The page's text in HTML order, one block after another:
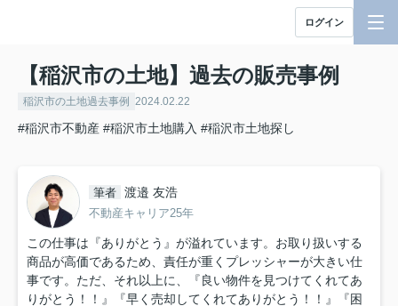
ログイン
【稲沢市の土地】過去の販売事例
稲沢市の土地過去事例 2024.02.22
#稲沢市不動産 #稲沢市土地購入 #稲沢市土地探し
筆者 渡邉 友浩
不動産キャリア25年
この仕事は『ありがとう』が溢れています。お取り扱いする
商品が高価であるため、責任が重くプレッシャーが大きい仕
事です。ただ、それ以上に、『良い物件を見つけてくれてあ
りがとう！！』『早く売却してくれてありがとう！！』『困